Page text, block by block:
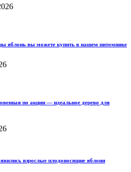
яблонь вы можете купить в нашем питомнике
по акции — идеальное дерево для
взрослые плодоносящие яблони